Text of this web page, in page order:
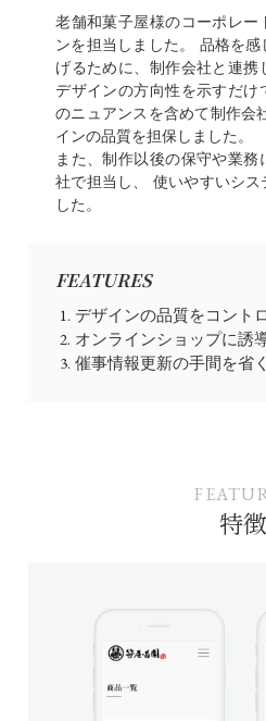
老舗和菓子屋様のコーポレー
ンを担当しました。 品格を
げるために、制作会社と連携
デザインの方向性を示すだけ
のニュアンスを含めて制作会
インの品質を担保しました。
また、制作以後の保守や業務
社で担当し、 使いやすいシス
した。
FEATURES
デザインの品質をコント
オンラインショップに誘
催事情報更新の手間を省
特徴